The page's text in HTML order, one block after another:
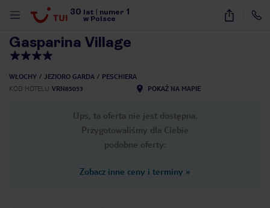
30 lat numer 1
w Polsce
18
Gasparina Village
WŁOCHY JEZIORO GARDA
PESCHIERA
KOD HOTELU VRN85053 POKAŻ NA MAPIE
Ups, ta oferta nie jest dostępna.
Przygotowaliśmy dla Ciebie
podobne oferty:
Zobacz inne ceny i terminy »